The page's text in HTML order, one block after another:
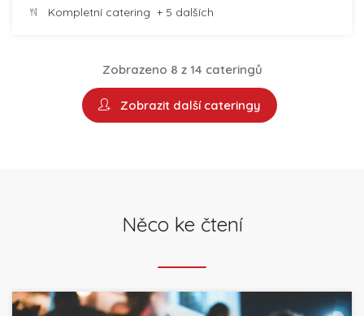
Kompletní catering + 5 dalších
Zobrazeno 8 z 14 cateringů
Zobrazit další cateringy
Něco ke čtení